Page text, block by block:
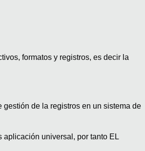
formatos y registros, es decir la
de la registros en un sistema de
aplicación universal, por tanto EL